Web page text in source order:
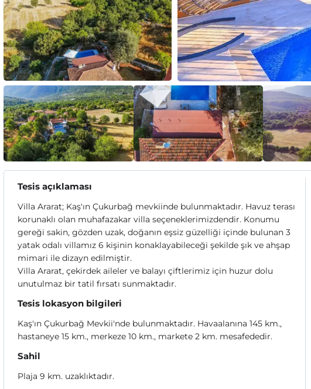
Tesis açıklaması
Villa Ararat; Kaş'ın Çukurbağ mevkiinde bulunmaktadır. Havuz terası
korunaklı olan muhafazakar villa seçeneklerimizdendir. Konumu
gereği sakin, gözden uzak, doğanın eşsiz güzelliği içinde bulunan 3
yatak odalı villamız 6 kişinin konaklayabileceği şekilde şık ve ahşap
mimari ile dizayn edilmiştir.
Villa Ararat, çekirdek aileler ve balayı çiftlerimiz için huzur dolu
unutulmaz bir tatil fırsatı sunmaktadır.
Tesis lokasyon bilgileri
Kaş'ın Çukurbağ Mevkii'nde bulunmaktadır. Havaalanına 145 km.,
hastaneye 15 km., merkeze 10 km., markete 2 km. mesafededir.
Sahil
Plaja 9 km. uzaklıktadır.